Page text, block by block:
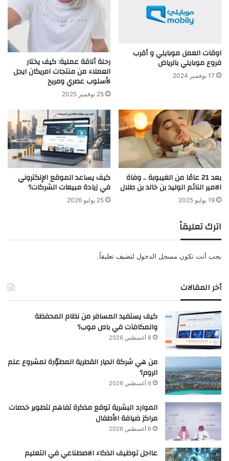
اوقات العمل موبايلي و أقرب
فروع موبايلي بالرياض
17 نوفمبر 2024
رحلة أناقة عملية: كيف يختار
العملاء من منتجات امريكان ايجل
لأسلوب عصري ومريح
25 نوفمبر 2025
بعد 21 عامًا من الغيبوبة .. وفاة
الامير النائم الوليد بن خالد بن طلال
19 يوليو 2025
كيف يساعد الموقع الإلكتروني
في زيادة مبيعات الشركات؟
25 يوليو 2026
اترك تعليقاً
يجب أنت تكون مسجل الدخول لتضيف تعليقاً.
أخر المقالات
كيف يستفيد المسافر من نظام المحفظة
والمكافآت في باص موب؟
8 أغسطس 2026
من هي شركة الديار القطرية المطوّرة لمشروع علم
الروم؟
6 أغسطس 2026
الموارد البشرية توقع مذكرة تفاهم لتطوير خدمات
مراكز ضيافة الأطفال
6 أغسطس 2026
عااجل توظيف الذكاء الاصطناعي في التعليم